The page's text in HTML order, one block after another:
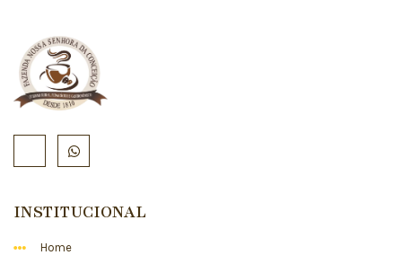
INSTITUCIONAL
Home